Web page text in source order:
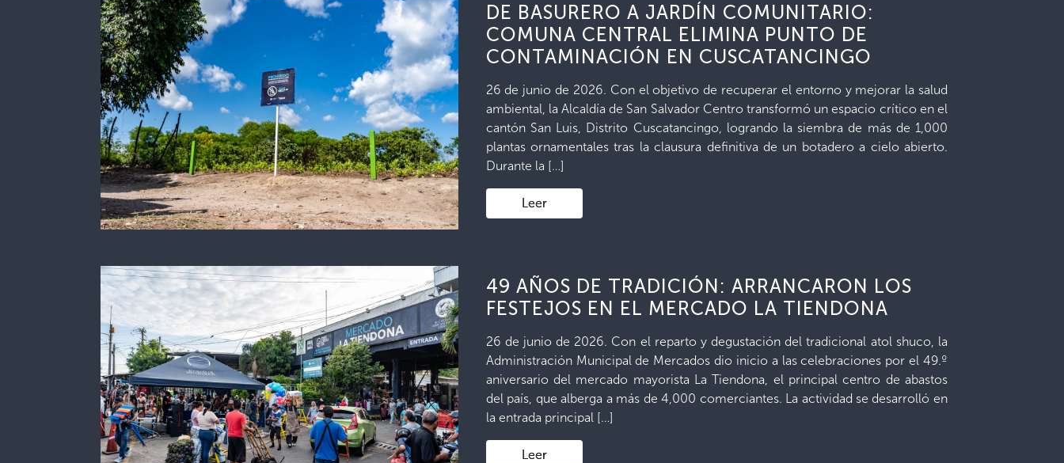
DE BASURERO A JARDÍN COMUNITARIO:
COMUNA CENTRAL ELIMINA PUNTO DE
CONTAMINACIÓN EN CUSCATANCINGO
26 de junio de 2026. Con el objetivo de recuperar el entorno y mejorar la salud
ambiental, la Alcaldía de San Salvador Centro transformó un espacio crítico en el
cantón San Luis, Distrito Cuscatancingo, logrando la siembra de más de 1,000
plantas ornamentales tras la clausura definitiva de un botadero a cielo abierto.
Durante la […]
Leer
49 AÑOS DE TRADICIÓN: ARRANCARON LOS
FESTEJOS EN EL MERCADO LA TIENDONA
26 de junio de 2026. Con el reparto y degustación del tradicional atol shuco, la
Administración Municipal de Mercados dio inicio a las celebraciones por el 49.º
aniversario del mercado mayorista La Tiendona, el principal centro de abastos
del país, que alberga a más de 4,000 comerciantes. La actividad se desarrolló en
la entrada principal […]
Leer